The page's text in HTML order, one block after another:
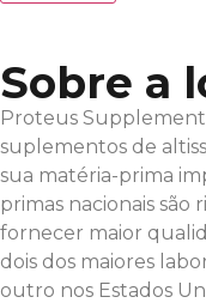
Sobre a
Proteus
suplementos de
sua matéria-prima
primas nacionais são
fornecer maior
dois dos maiores
outro nos Estados